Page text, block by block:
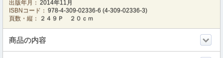
出版年月： 2014年11月
ISBNコード： 978-4-309-02336-6 (4-309-02336-3)
頁数・縦：
２４９Ｐ ２０ｃｍ
商品の内容